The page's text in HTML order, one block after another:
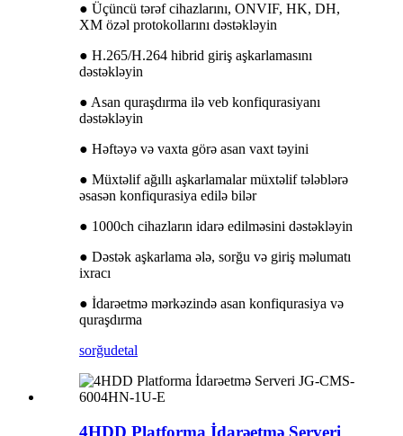
● Üçüncü tərəf cihazlarını, ONVIF, HK, DH,
XM özəl protokollarını dəstəkləyin
● H.265/H.264 hibrid giriş aşkarlamasını
dəstəkləyin
● Asan quraşdırma ilə veb konfiqurasiyanı
dəstəkləyin
● Həftəyə və vaxta görə asan vaxt təyini
● Müxtəlif ağıllı aşkarlamalar müxtəlif tələblərə
əsasən konfiqurasiya edilə bilər
● 1000ch cihazların idarə edilməsini dəstəkləyin
● Dəstək aşkarlama ələ, sorğu və giriş məlumatı
ixracı
● İdarəetmə mərkəzində asan konfiqurasiya və
quraşdırma
sorğudetal
4HDD Platforma İdarəetmə Serveri